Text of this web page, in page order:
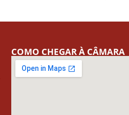
COMO CHEGAR À CÂMARA